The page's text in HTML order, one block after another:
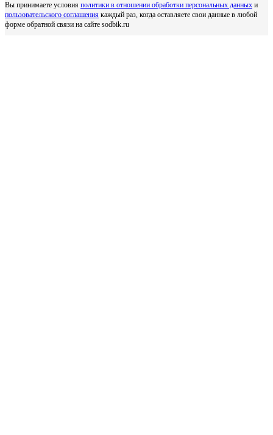
Вы принимаете условия политики в отношении обработки персональных данных и
пользовательского соглашения каждый раз, когда оставляете свои данные в любой
форме обратной связи на сайте sodbik.ru